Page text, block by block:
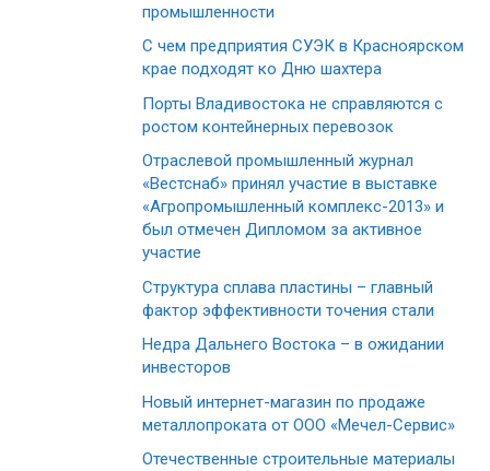
промышленности
С чем предприятия СУЭК в Красноярском
крае подходят ко Дню шахтера
Порты Владивостока не справляются с
ростом контейнерных перевозок
Отраслевой промышленный журнал
«Вестснаб» принял участие в выставке
«Агропромышленный комплекс-2013» и
был отмечен Дипломом за активное
участие
Структура сплава пластины – главный
фактор эффективности точения стали
Недра Дальнего Востока – в ожидании
инвесторов
Новый интернет-магазин по продаже
металлопроката от ООО «Мечел-Сервис»
Отечественные строительные материалы